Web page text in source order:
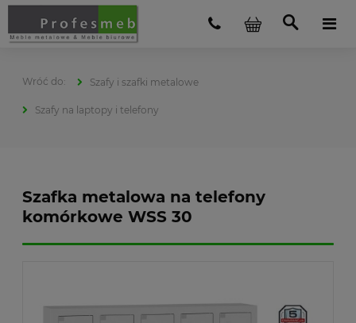
Szafy i szafki metalowe
Szafy na laptopy i telefony
Szafka metalowa na telefony
komórkowe WSS 30